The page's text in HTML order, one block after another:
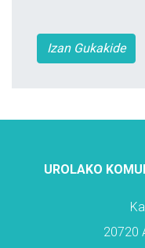
Izan Gukakide
UROLAKO
20720